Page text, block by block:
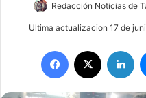
Redacción Noticias de
Ultima actualizacion 17 de